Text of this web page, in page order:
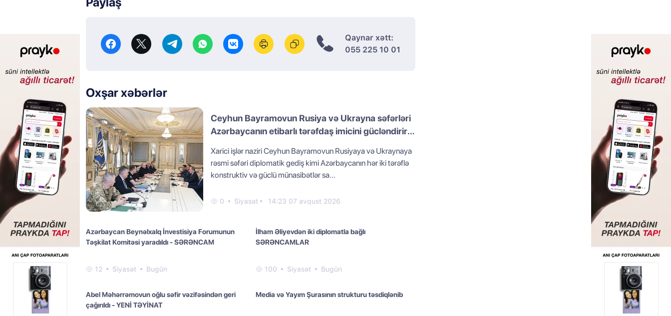
Qaynar xətt:
055 225 10 01
Oxşar xəbərlər
Ceyhun Bayramovun Rusiya və Ukrayna səfərləri
Azərbaycanın etibarlı tərəfdaş imicini gücləndirir -
Xarici işlər naziri Ceyhun Bayramovun Rusiyaya və Ukraynaya
rəsmi səfəri diplomatik gediş kimi Azərbaycanın hər iki tərəflə
konstruktiv və güclü münasibətlər sa...
0 Siyasət 14:23 07 avqust 2026
Azərbaycan Beynəlxalq İnvestisiya Forumunun
Təşkilat Komitəsi yaradıldı - SƏRƏNCAM
12 Siyasət Bugün
İlham Əliyevdən iki diplomatla bağlı
SƏRƏNCAMLAR
100 Siyasət Bugün
Abel Məhərrəmovun oğlu səfir vəzifəsindən geri
çağırıldı - YENİ TƏYİNAT
Media və Yayım Şurasının strukturu təsdiqlənib